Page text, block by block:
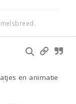
en animatie